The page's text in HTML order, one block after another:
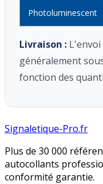
Photoluminescent
Livraison : L'envoi
généralement
fonction des
Signaletique-Pro.fr
Plus de 30 000
autocollants
conformité garantie.